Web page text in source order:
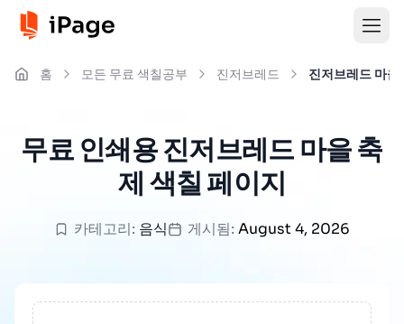
홈 모든 무료 색칠공부 진저브레드 진저브레드 마을
무료 인쇄용 진저브레드 마을 축
제 색칠 페이지
카테고리: 음식 게시됨: August 4, 2026